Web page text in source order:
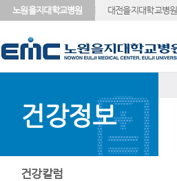
노원을지대학교병원 대전을지대학교병원
건강정보
건강칼럼